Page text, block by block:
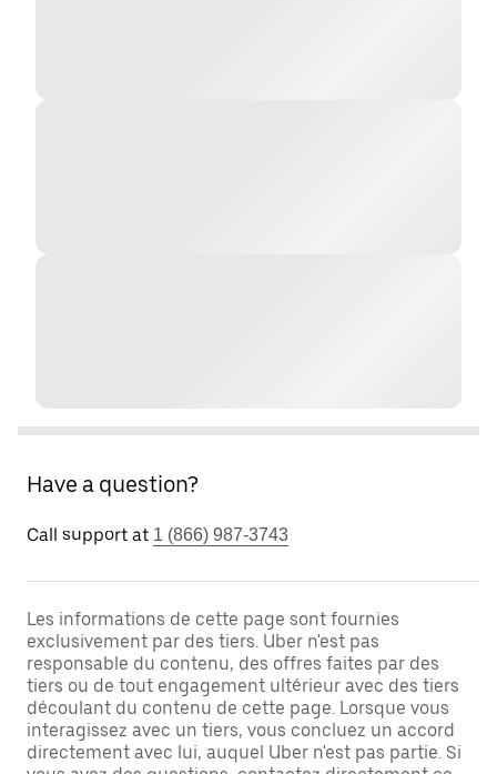
Have a question?
Call support at 1 (866) 987-3743
Les informations de cette page sont fournies
exclusivement par des tiers. Uber n'est pas
responsable du contenu, des offres faites par des
tiers ou de tout engagement ultérieur avec des tiers
découlant du contenu de cette page. Lorsque vous
interagissez avec un tiers, vous concluez un accord
directement avec lui, auquel Uber n'est pas partie. Si